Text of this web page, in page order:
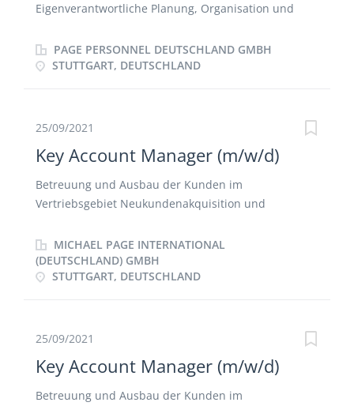
Eigenverantwortliche Planung, Organisation und
mit Geschäftspartnern Erster Ansprechpartner zur
Marke Vertrags- und Konditionsverhandlungen mit
bezüglich wichtiger Vertriebskennzahlen Aufbau von
PAGE PERSONNEL DEUTSCHLAND GMBH
STUTTGART, DEUTSCHLAND
25/09/2021
Key Account Manager (m/w/d)
Betreuung und Ausbau der Kunden im
Vertriebsgebiet Neukundenakquisition und
Planung, Organisation und Durchführung von
Gesprächen und Verhandlungen mit
Geschäftspartnern Erster Ansprechpartner zur
vertrauensvollen Kundenbindungen am Markt
MICHAEL PAGE INTERNATIONAL
(DEUTSCHLAND) GMBH
STUTTGART, DEUTSCHLAND
25/09/2021
Key Account Manager (m/w/d)
Betreuung und Ausbau der Kunden im